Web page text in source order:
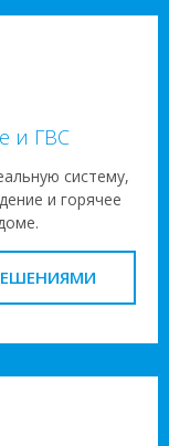
и ГВС
систему,
и горячее